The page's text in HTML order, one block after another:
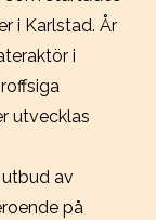
i Karlstad. År
i
utvecklas
av
på